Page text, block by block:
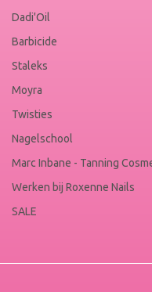
Dadi'Oil
Barbicide
Staleks
Moyra
Twisties
Nagelschool
Marc Inbane - Tanning
Werken bij Roxenne Nails
SALE